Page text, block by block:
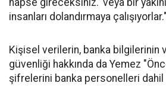
hapse gireceksiniz.' veya bir
insanları dolandırmaya çalışıyorlar."
Kişisel verilerin, banka bilgilerinin
güvenliği hakkında da Yemez
şifrelerini banka personelleri